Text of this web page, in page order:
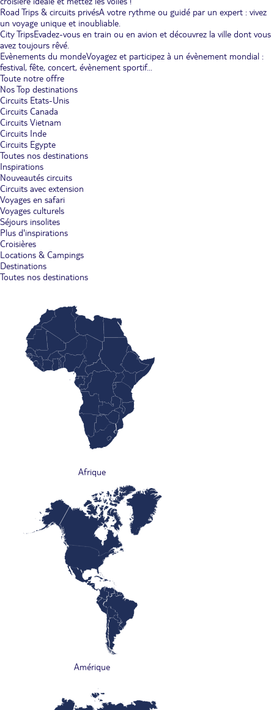
Road Trips & circuits privésA votre rythme ou guidé par un expert : vivez
un voyage unique et inoubliable.
City TripsEvadez-vous en train ou en avion et découvrez la ville dont vous
avez toujours rêvé.
Evènements du mondeVoyagez et participez à un évènement mondial :
festival, fête, concert, évènement sportif...
Toute notre offre
Nos Top destinations
Circuits Etats-Unis
Circuits Canada
Circuits Vietnam
Circuits Inde
Circuits Egypte
Toutes nos destinations
Inspirations
Nouveautés circuits
Circuits avec extension
Voyages en safari
Voyages culturels
Séjours insolites
Plus d'inspirations
Croisières
Locations & Campings
Destinations
Toutes nos destinations
Afrique
Amérique